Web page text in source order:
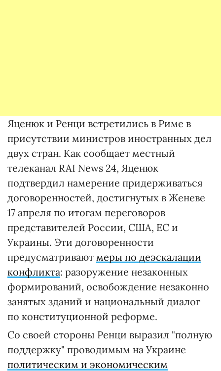
Яценюк и Ренци встретились в Риме в
присутствии министров иностранных дел
двух стран. Как сообщает местный
телеканал RAI News 24, Яценюк
подтвердил намерение придерживаться
договоренностей, достигнутых в Женеве
17 апреля по итогам переговоров
представителей России, США, ЕС и
Украины. Эти договоренности
предусматривают меры по деэскалации
конфликта: разоружение незаконных
формирований, освобождение незаконно
занятых зданий и национальный диалог
по конституционной реформе.
Со своей стороны Ренци выразил "полную
поддержку" проводимым на Украине
политическим и экономическим